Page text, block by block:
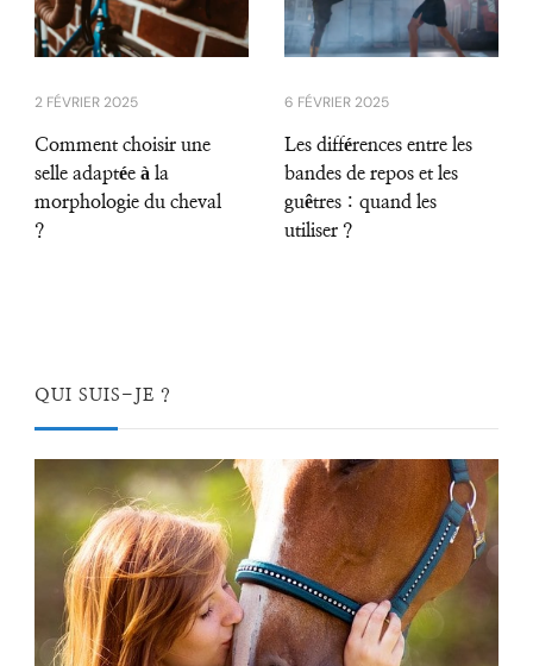
2 FÉVRIER 2025
Comment choisir une
selle adaptée à la
morphologie du cheval
?
6 FÉVRIER 2025
Les différences entre les
bandes de repos et les
guêtres : quand les
utiliser ?
QUI SUIS-JE ?